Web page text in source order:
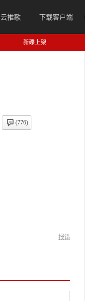
云推歌 下载客户端
新碟上架